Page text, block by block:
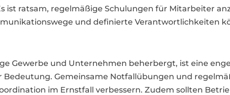
ist ratsam, regelmäßige Schulungen für Mitarbeiter
und definierte Verantwortlichkeiten
Gewerbe und Unternehmen beherbergt, ist eine
Gemeinsame Notfallübungen und
im Ernstfall verbessern. Zudem sollten